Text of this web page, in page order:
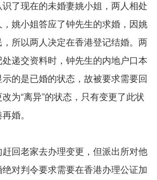
了现在的未婚妻姚小姐，两人相处
姚小姐答应了钟先生的求婚，因姚
所以两人决定在香港登记结婚。两
递交资料时，钟先生的内地户口本
的是已婚的状态，故被要求需要回
为“离异”的状态，只有变更了此状
婚。
回老家去办理变更，但派出所对他
对判令要求需要在香港办理公证加